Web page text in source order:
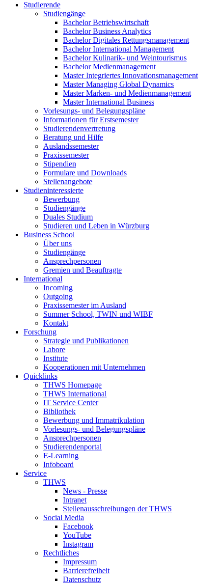
Studierende
Studiengänge
Bachelor Betriebswirtschaft
Bachelor Business Analytics
Bachelor Digitales Rettungsmanagement
Bachelor International Management
Bachelor Kulinarik- und Weintourismus
Bachelor Medienmanagement
Master Integriertes Innovationsmanagement
Master Managing Global Dynamics
Master Marken- und Medienmanagement
Master International Business
Vorlesungs- und Belegungspläne
Informationen für Erstsemester
Studierendenvertretung
Beratung und Hilfe
Auslandssemester
Praxissemester
Stipendien
Formulare und Downloads
Stellenangebote
Studieninteressierte
Bewerbung
Studiengänge
Duales Studium
Studieren und Leben in Würzburg
Business School
Über uns
Studiengänge
Ansprechpersonen
Gremien und Beauftragte
International
Incoming
Outgoing
Praxissemester im Ausland
Summer School, TWIN und WIBF
Kontakt
Forschung
Strategie und Publikationen
Labore
Institute
Kooperationen mit Unternehmen
Quicklinks
THWS Homepage
THWS International
IT Service Center
Bibliothek
Bewerbung und Immatrikulation
Vorlesungs- und Belegungspläne
Ansprechpersonen
Studierendenportal
E-Learning
Infoboard
Service
THWS
News - Presse
Intranet
Stellenausschreibungen der THWS
Social Media
Facebook
YouTube
Instagram
Rechtliches
Impressum
Barrierefreiheit
Datenschutz